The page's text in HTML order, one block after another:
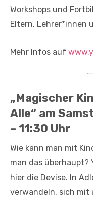
Workshops und
Eltern, Lehrer*innen
Mehr Infos auf
„Magischer
Alle“ am
– 11:30 Uhr
Wie kann man mit
man das überhaupt?
hier die Devise. In
verwandeln, sich mit